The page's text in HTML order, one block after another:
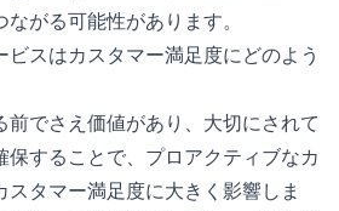
がる可能性があります。
ビスはカスタマー満足度にどのよう
前でさえ価値があり、大切にされて
保することで、プロアクティブなカ
スタマー満足度に大きく影響しま